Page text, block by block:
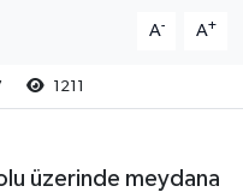
A- A+
1211
üzerinde meydana